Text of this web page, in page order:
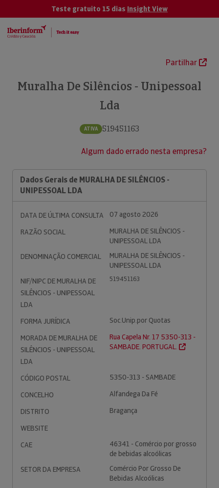
Teste gratuito 15 dias Insight View
Partilhar
Muralha De Silêncios - Unipessoal
Lda
ATIVA 519451163
Algum dado errado nesta empresa?
Dados Gerais de MURALHA DE SILÊNCIOS -
UNIPESSOAL LDA
DATA DE ÚLTIMA CONSULTA
07 agosto 2026
RAZÃO SOCIAL
MURALHA DE SILÊNCIOS -
UNIPESSOAL LDA
DENOMINAÇÃO COMERCIAL
MURALHA DE SILÊNCIOS -
UNIPESSOAL LDA
NIF/NIPC DE MURALHA DE
SILÊNCIOS - UNIPESSOAL
LDA
519451163
FORMA JURÍDICA
Soc.Unip.por Quotas
MORADA DE MURALHA DE
SILÊNCIOS - UNIPESSOAL
LDA
Rua Capela Nr. 17 5350-313 -
SAMBADE. PORTUGAL.
CÓDIGO POSTAL
5350-313 - SAMBADE
CONCELHO
Alfandega Da Fé
DISTRITO
Bragança
WEBSITE
CAE
46341 - Comércio por grosso
de bebidas alcoólicas
SETOR DA EMPRESA
Comércio Por Grosso De
Bebidas Alcoólicas